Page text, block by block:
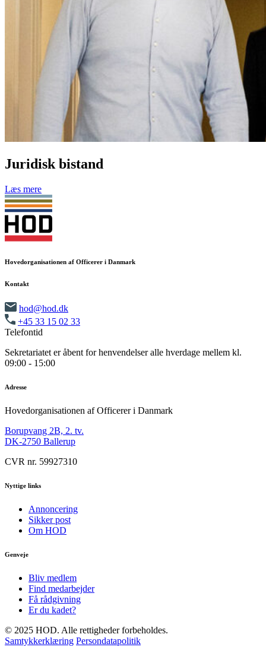
Juridisk bistand
Læs mere
Hovedorganisationen af Officerer i Danmark
Kontakt
hod@hod.dk
+45 33 15 02 33
Telefontid
Sekretariatet er åbent for henvendelser alle hverdage mellem kl.
09:00 - 15:00
Adresse
Hovedorganisationen af Officerer i Danmark
Borupvang 2B, 2. tv.
DK-2750 Ballerup
CVR nr. 59927310
Nyttige links
Annoncering
Sikker post
Om HOD
Genveje
Bliv medlem
Find medarbejder
Få rådgivning
Er du kadet?
© 2025 HOD. Alle rettigheder forbeholdes.
Samtykkerklæring Persondatapolitik